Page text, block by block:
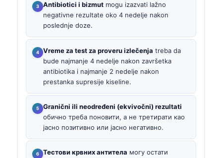
Antibiotici i bizmut mogu izazvati lažno
negativne rezultate oko 4 nedelje nakon
poslednje doze.
Vreme za test za proveru izlečenja treba da
bude najmanje 4 nedelje nakon završetka
antibiotika i najmanje 2 nedelje nakon
prestanka supresije kiseline.
Granični ili neodređeni (ekvivočni) rezultati
обично треба поновити, а не третирати као
јасно позитивно или јасно негативно.
Тестови крвних антитела могу остати